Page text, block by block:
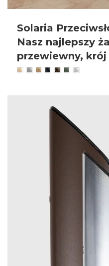
Solaria
Nasz najlepszy
przewiewny,